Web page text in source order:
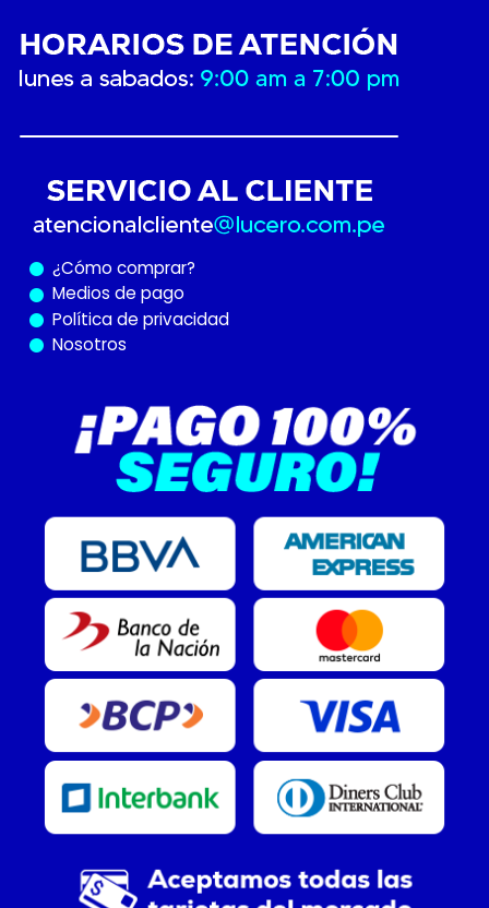
¿Cómo comprar?
Medios de pago
Política de privacidad
Nosotros